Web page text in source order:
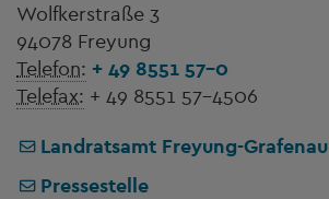
Wolfkerstraße 3
94078 Freyung
Telefon: + 49 8551 57-0
Telefax: + 49 8551 57-4506
Landratsamt Freyung-Grafenau
Pressestelle